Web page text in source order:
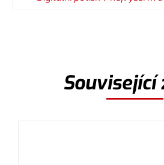
Související